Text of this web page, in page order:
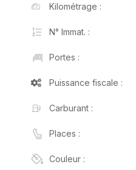
Kilométrage :
N° Immat. :
Portes :
Puissance fiscale :
Carburant :
Places :
Couleur :